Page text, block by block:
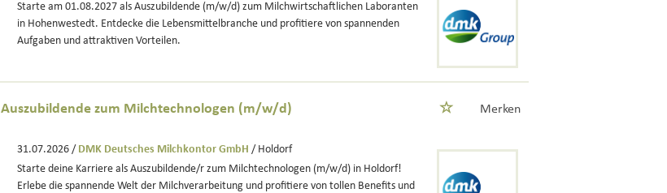
Starte am 01.08.2027 als Auszubildende (m/w/d) zum Milchwirtschaftlichen Laboranten
in Hohenwestedt. Entdecke die Lebensmittelbranche und profitiere von spannenden
Aufgaben und attraktiven Vorteilen.
Auszubildende zum Milchtechnologen (m/w/d) Merken
31.07.2026 / DMK Deutsches Milchkontor GmbH / Holdorf
Starte deine Karriere als Auszubildende/r zum Milchtechnologen (m/w/d) in Holdorf!
Erlebe die spannende Welt der Milchverarbeitung und profitiere von tollen Benefits und